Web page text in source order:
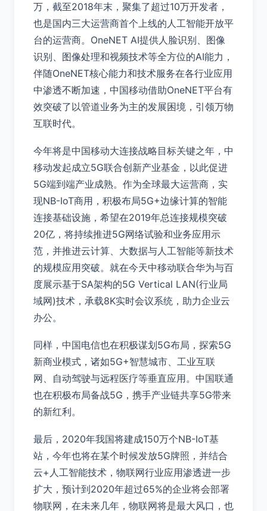
万，截至2018年末，聚集了超过10万开发者，
也是国内三大运营商首个上线的人工智能开放平
台的运营商。OneNET AI提供人脸识别、图像
识别、图像处理和视频技术等全方位的AI能力，
伴随OneNET核心能力和技术服务在各行业应用
中渗透不断加速，中国移动借助OneNET平台有
效突破了以管道业务为主的发展困境，引领万物
互联时代。
今年将是中国移动大连接战略目标关键之年，中
移动发起成立5G联合创新产业基金，以此促进
5G端到端产业成熟。作为全球最大运营商，实
现NB-IoT商用，积极布局5G+边缘计算的智能
连接基础设施，希望在2019年总连接规模突破
20亿，将持续推进5G网络试验和业务应用示
范，并推进云计算、大数据与人工智能等新技术
的规模应用突破。就在今天中移动联合华为与百
度展示基于SA架构的5G Vertical LAN(行业局
域网)技术，承载8K实时会议系统，助力企业云
办公。
同样，中国电信也在积极谋划5G布局，探索5G
新商业模式，诸如5G+智慧城市、工业互联
网、自动驾驶与远程医疗等垂直应用。中国联通
也在积极布局备战5G，携手产业链共享5G带来
的新红利。
最后，2020年我国将建成150万个NB-IoT基
站，今年也将在某个时候发放5G牌照，并结合
云+人工智能技术，物联网行业应用渗透进一步
扩大，预计到2020年超过65%的企业将会部署
物联网，在未来几年，物联网将是最大风口，也